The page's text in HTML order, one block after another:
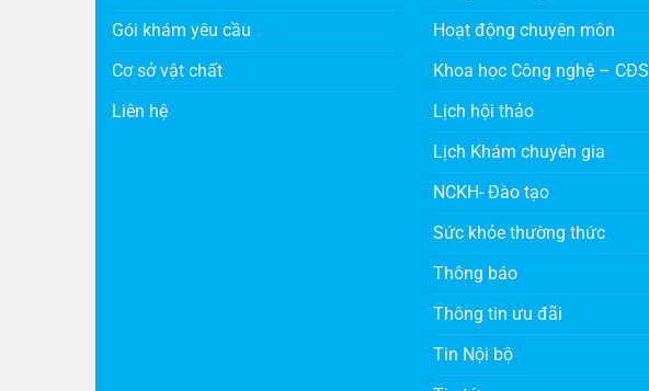
Gói khám yêu cầu
Cơ sở vật chất
Liên hệ
Hoạt động chuyên môn
Khoa học Công nghệ – CĐS
Lịch hội thảo
Lịch Khám chuyên gia
NCKH- Đào tạo
Sức khỏe thường thức
Thông báo
Thông tin ưu đãi
Tin Nội bộ